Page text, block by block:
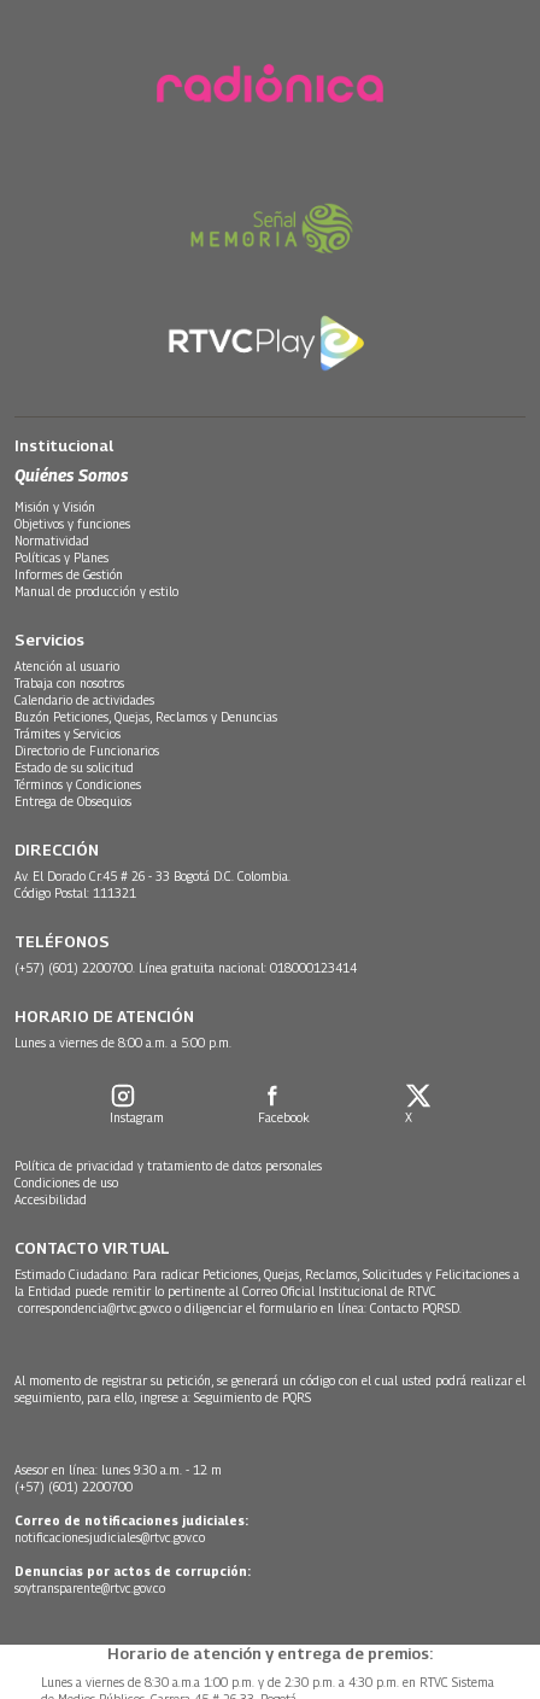
Institucional
Quiénes Somos
Misión y Visión
Objetivos y funciones
Normatividad
Políticas y Planes
Informes de Gestión
Manual de producción y estilo
Servicios
Atención al usuario
Trabaja con nosotros
Calendario de actividades
Buzón Peticiones, Quejas, Reclamos y Denuncias
Trámites y Servicios
Directorio de Funcionarios
Estado de su solicitud
Términos y Condiciones
Entrega de Obsequios
DIRECCIÓN
Av. El Dorado Cr.45 # 26 - 33 Bogotá D.C. Colombia.
Código Postal: 111321
TELÉFONOS
(+57) (601) 2200700. Línea gratuita nacional: 018000123414
HORARIO DE ATENCIÓN
Lunes a viernes de 8:00 a.m. a 5:00 p.m.
Instagram Facebook X
Política de privacidad y tratamiento de datos personales
Condiciones de uso
Accesibilidad
CONTACTO VIRTUAL
Estimado Ciudadano: Para radicar Peticiones, Quejas, Reclamos, Solicitudes y Felicitaciones a
la Entidad puede remitir lo pertinente al Correo Oficial Institucional de RTVC
correspondencia@rtvc.gov.co o diligenciar el formulario en línea: Contacto PQRSD.
Al momento de registrar su petición, se generará un código con el cual usted podrá realizar el
seguimiento, para ello, ingrese a: Seguimiento de PQRS
Asesor en línea: lunes 9:30 a.m. - 12 m
(+57) (601) 2200700
Correo de notificaciones judiciales:
notificacionesjudiciales@rtvc.gov.co
Denuncias por actos de corrupción:
soytransparente@rtvc.gov.co
Horario de atención y entrega de premios:
Lunes a viernes de 8:30 a.m.a 1:00 p.m. y de 2:30 p.m. a 4:30 p.m. en RTVC Sistema